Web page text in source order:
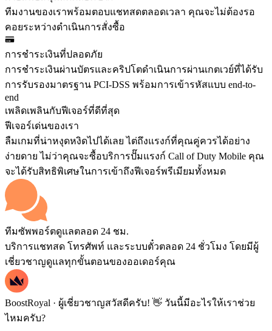
ทีมงานของเราพร้อมตอบแชทสดตลอดเวลา คุณจะไม่ต้องรอ
คอยระหว่างดำเนินการสั่งซื้อ
การชำระเงินที่ปลอดภัย
การชำระเงินผ่านบัตรและคริปโตดำเนินการผ่านเกตเวย์ที่ได้รับ
การรับรองมาตรฐาน PCI-DSS พร้อมการเข้ารหัสแบบ end-to-
end
เพลิดเพลินกับฟีเจอร์ที่ดีที่สุด
ฟีเจอร์เด่นของเรา
ลืมเกมที่น่าหงุดหงิดไปได้เลย ไต่ถึงแรงก์ที่คุณคู่ควรได้อย่าง
ง่ายดาย ไม่ว่าคุณจะซื้อบริการปั๊มแรงก์ Call of Duty Mobile คุณ
จะได้รับสิทธิพิเศษในการเข้าถึงฟีเจอร์พรีเมียมทั้งหมด
ทีมซัพพอร์ตดูแลตลอด 24 ชม.
บริการแชทสด โทรศัพท์ และระบบตั๋วตลอด 24 ชั่วโมง โดยมีผู้
เชี่ยวชาญดูแลทุกขั้นตอนของออเดอร์คุณ
BoostRoyal · ผู้เชี่ยวชาญสวัสดีครับ! 👋 วันนี้มีอะไรให้เราช่วย
ไหมครับ?